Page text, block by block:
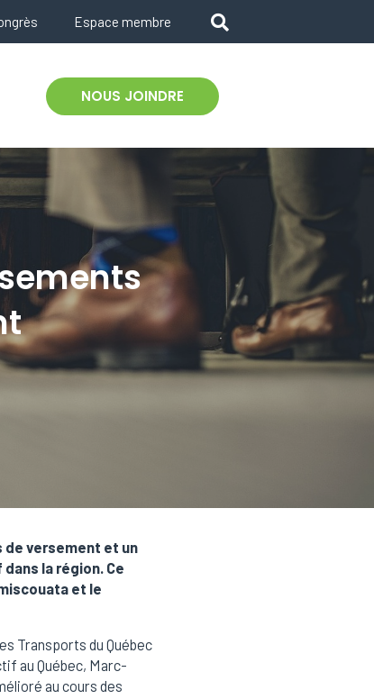
Espace membre
NOUS JOINDRE
de versement et un
la région. Ce
et le
Transports du Québec
au Québec, Marc-
au cours des